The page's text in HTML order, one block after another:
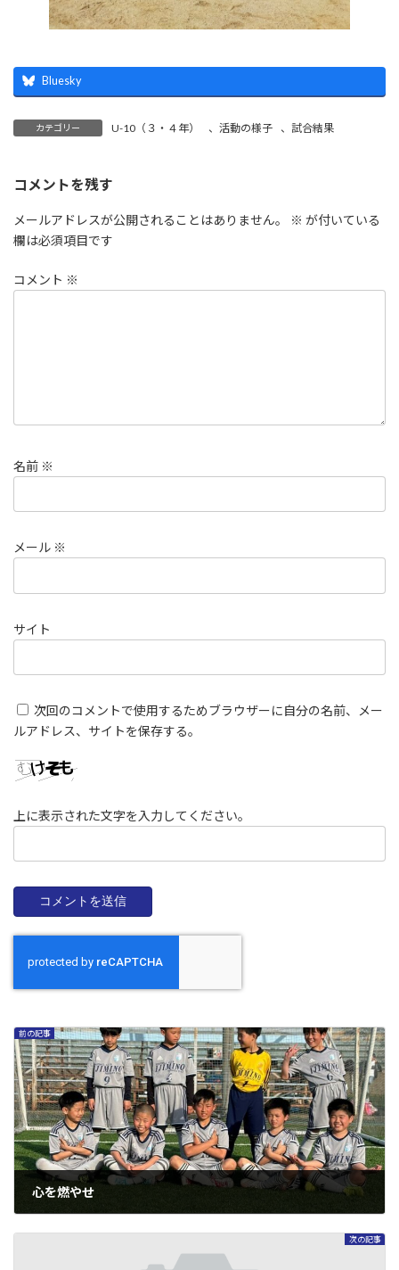
Bluesky
カテゴリー U-10（３・４年） 、 活動の様子 、試合結果
コメントを残す
メールアドレスが公開されることはありません。 ※ が付いている
欄は必須項目です
コメント ※
名前 ※
メール ※
サイト
次回のコメントで使用するためブラウザーに自分の名前、メー
ルアドレス、サイトを保存する。
上に表示された文字を入力してください。
前の記事
心を燃やせ
次の記事